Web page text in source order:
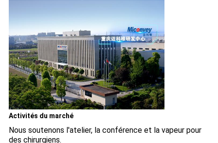
Activités du marché
Nous soutenons l'atelier, la conférence et la vapeur pour
des chirurgiens.